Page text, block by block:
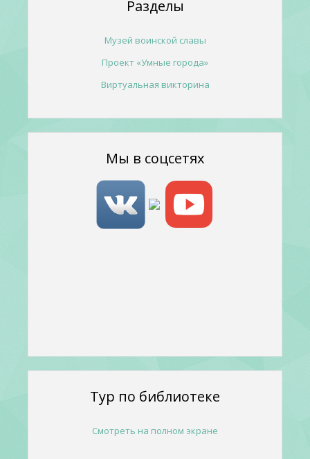
Разделы
Музей воинской славы
Проект «Умные города»
Виртуальная викторина
Мы в соцсетях
Тур по библиотеке
Смотреть на полном экране